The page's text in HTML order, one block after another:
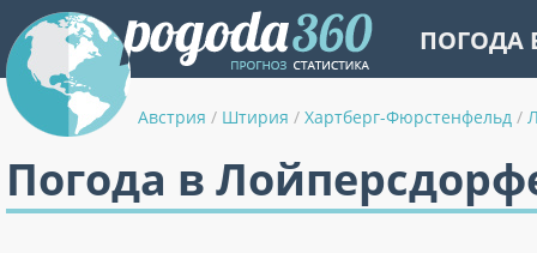
ПОГОДА
Австрия / Штирия / Хартберг-Фюрстенфельд /
Погода в